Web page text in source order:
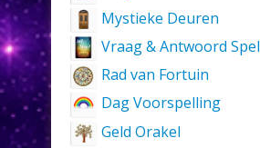
Mystieke Deuren
Vraag & Antwoord Spel
Rad van Fortuin
Dag Voorspelling
Geld Orakel